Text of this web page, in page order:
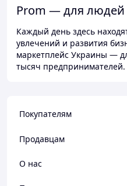
Prom — для людей
Каждый день здесь
увлечений и развития
маркетплейс Украины —
тысяч предпринимателей.
Покупателям
Продавцам
О нас